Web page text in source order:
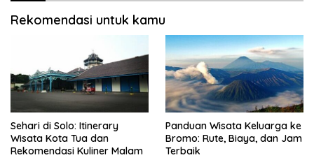
Rekomendasi untuk kamu
Sehari di Solo: Itinerary
Wisata Kota Tua dan
Rekomendasi Kuliner Malam
Panduan Wisata Keluarga ke
Bromo: Rute, Biaya, dan Jam
Terbaik